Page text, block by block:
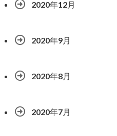
2020年12月
2020年9月
2020年8月
2020年7月